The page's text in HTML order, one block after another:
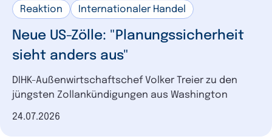
Reaktion Internationaler Handel
Neue US-Zölle: "Planungssicherheit
sieht anders aus"
DIHK-Außenwirtschaftschef Volker Treier zu den
jüngsten Zollankündigungen aus Washington
Datum der Veröffentlichung
24.07.2026